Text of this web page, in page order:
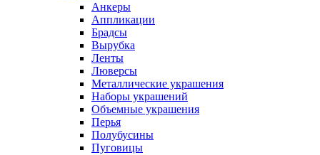
Анкеры
Аппликации
Брадсы
Вырубка
Ленты
Люверсы
Металлические украшения
Наборы украшений
Объемные украшения
Перья
Полубусины
Пуговицы